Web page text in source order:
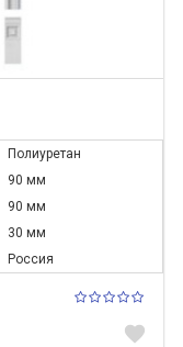
Полиуретан
90 мм
90 мм
30 мм
Россия
favorite